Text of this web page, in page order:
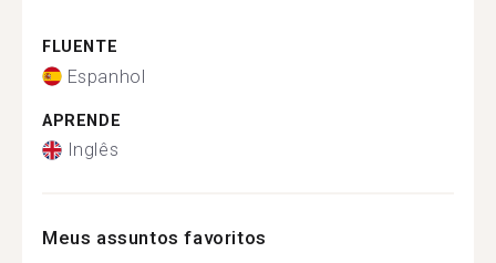
FLUENTE
Espanhol
APRENDE
Inglês
Meus assuntos favoritos